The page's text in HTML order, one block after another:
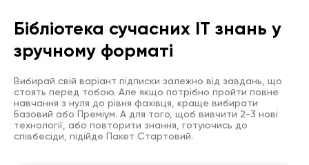
Бібліотека сучасних IT знань у
зручному форматі
Вибирай свій варіант підписки залежно від завдань, що
стоять перед тобою. Але якщо потрібно пройти повне
навчання з нуля до рівня фахівця, краще вибирати
Базовий або Преміум. А для того, щоб вивчити 2-3 нові
технології, або повторити знання, готуючись до
співбесіди, підійде Пакет Стартовий.